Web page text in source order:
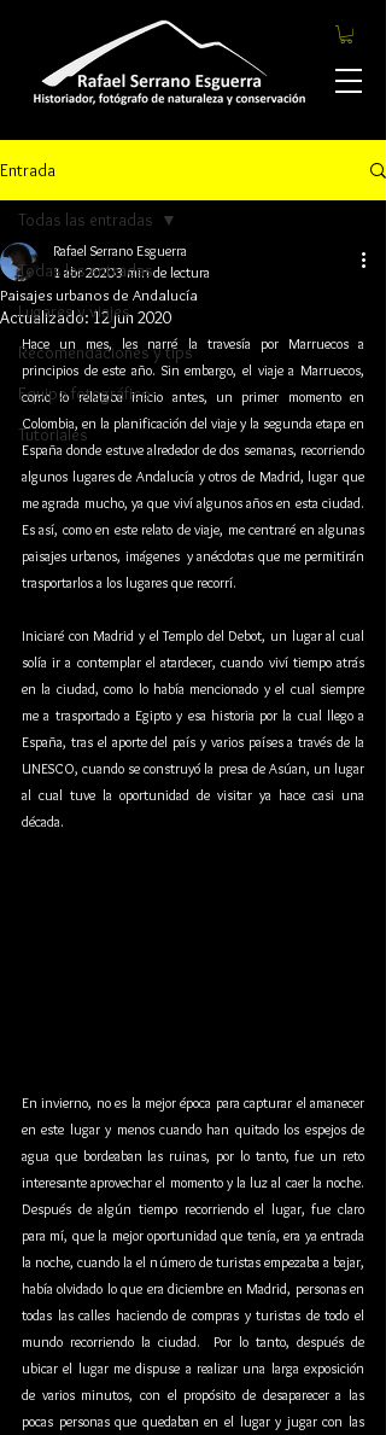
Entrada
Todas las entradas
Lugares y viajes
Recomendaciones y tips
Equipo fotográfico
Tutoriales
Todas las entradas
Paisajes urbanos de Andalucía
Rafael Serrano Esguerra
1 abr 20203 min de lectura
Actualizado:12 jun 2020
Hace un mes, les narré la travesía por Marruecos a
principios de este año. Sin embargo, el viaje a Marruecos,
como lo relataba inicio antes, un primer momento en
Colombia, en la planificación del viaje y la segunda etapa en
España donde estuve alrededor de dos semanas, recorriendo
algunos lugares de Andalucía y otros de Madrid, lugar que
me agrada mucho, ya que viví algunos años en esta ciudad.
Es así, como en este relato de viaje, me centraré en algunas
paisajes urbanos, imágenes  y anécdotas que me permitirán
trasportarlos a los lugares que recorrí.
Iniciaré con Madrid y el Templo del Debot, un lugar al cual
solía ir a contemplar el atardecer, cuando viví tiempo atrás
en la ciudad, como lo había mencionado y el cual siempre
me a trasportado a Egipto y esa historia por la cual llego a
España, tras el aporte del país y varios países a través de la
UNESCO, cuando se construyó la presa de Asúan, un lugar
al cual tuve la oportunidad de visitar ya hace casi una
década.
En invierno, no es la mejor época para capturar el amanecer
en este lugar y menos cuando han quitado los espejos de
agua que bordeaban las ruinas, por lo tanto, fue un reto
interesante aprovechar el momento y la luz al caer la noche.
Después de algún tiempo recorriendo el lugar, fue claro
para mí, que la mejor oportunidad que tenía, era ya entrada
la noche, cuando la el número de turistas empezaba a bajar,
había olvidado lo que era diciembre en Madrid, personas en
todas las calles haciendo de compras y turistas de todo el
mundo recorriendo la ciudad.  Por lo tanto, después de
ubicar el lugar me dispuse a realizar una larga exposición
de varios minutos, con el propósito de desaparecer a las
pocas personas que quedaban en el lugar y jugar con las